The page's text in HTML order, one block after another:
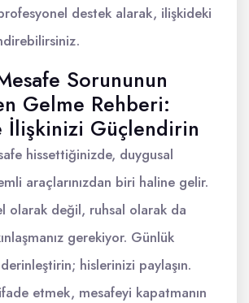
destek alarak, ilişkideki
Sorununun
Gelme Rehberi:
İlişkinizi Güçlendirin
hissettiğinizde, duygusal
araçlarınızdan biri haline gelir.
olarak değil, ruhsal olarak da
gerekiyor. Günlük
hislerinizi paylaşın.
ifade etmek, mesafeyi kapatmanın